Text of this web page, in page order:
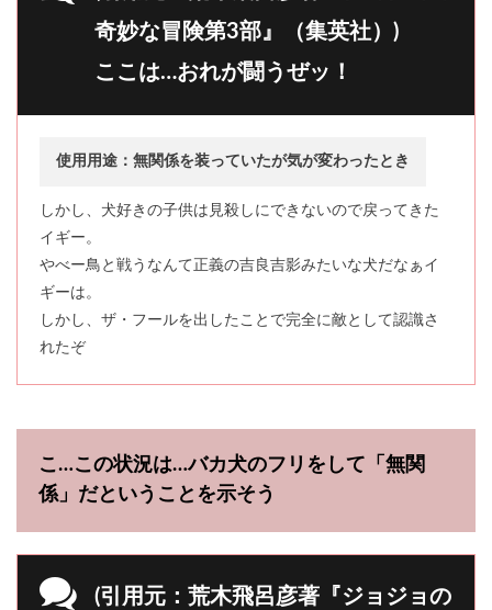
奇妙な冒険第3部』（集英社）)
ここは…おれが闘うぜッ！
使用用途：無関係を装っていたが気が変わったとき
しかし、犬好きの子供は見殺しにできないので戻ってきた
イギー。
やべー鳥と戦うなんて正義の吉良吉影みたいな犬だなぁイ
ギーは。
しかし、ザ・フールを出したことで完全に敵として認識さ
れたぞ
こ…この状況は…バカ犬のフリをして「無関
係」だということを示そう
(引用元：荒木飛呂彦著『ジョジョの